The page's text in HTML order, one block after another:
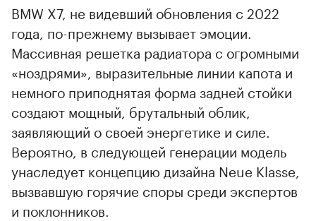
BMW X7, не видевший обновления с 2022
года, по-прежнему вызывает эмоции.
Массивная решетка радиатора с огромными
«ноздрями», выразительные линии капота и
немного приподнятая форма задней стойки
создают мощный, брутальный облик,
заявляющий о своей энергетике и силе.
Вероятно, в следующей генерации модель
унаследует концепцию дизайна Neue Klasse,
вызвавшую горячие споры среди экспертов
и поклонников.